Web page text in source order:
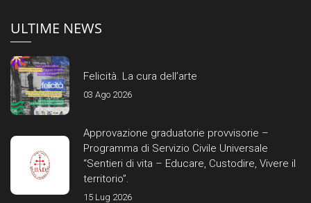
ULTIME NEWS
Felicità. La cura dell’arte
03 Ago 2026
Approvazione graduatorie provvisorie –
Programma di Servizio Civile Universale
“Sentieri di vita – Educare, Custodire, Vivere il
territorio”.
15 Lug 2026